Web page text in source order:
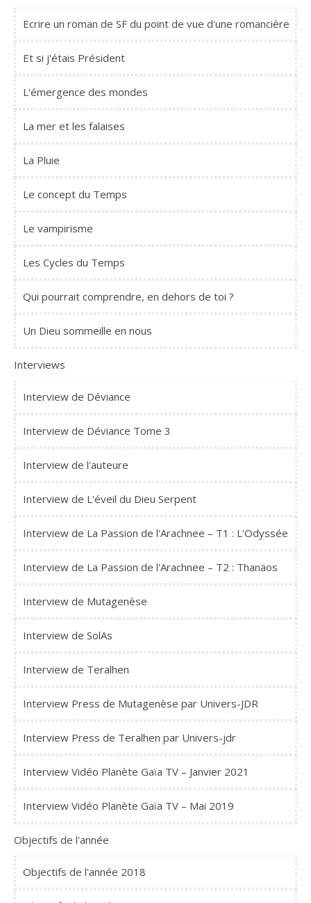
Ecrire un roman de SF du point de vue d'une romancière
Et si j'étais Président
L'émergence des mondes
La mer et les falaises
La Pluie
Le concept du Temps
Le vampirisme
Les Cycles du Temps
Qui pourrait comprendre, en dehors de toi ?
Un Dieu sommeille en nous
Interviews
Interview de Déviance
Interview de Déviance Tome 3
Interview de l'auteure
Interview de L'éveil du Dieu Serpent
Interview de La Passion de l'Arachnee – T1 : L'Odyssée
Interview de La Passion de l'Arachnee – T2 : Thanäos
Interview de Mutagenèse
Interview de SolAs
Interview de Teralhen
Interview Press de Mutagenèse par Univers-JDR
Interview Press de Teralhen par Univers-jdr
Interview Vidéo Planète Gaïa TV – Janvier 2021
Interview Vidéo Planète Gaïa TV – Mai 2019
Objectifs de l'année
Objectifs de l'année 2018